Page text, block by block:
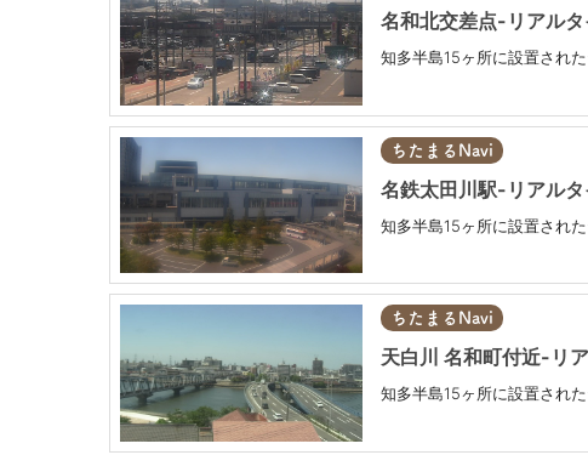
名和北交差点-リアル
知多半島15ヶ所に設置され
ちたまるNavi
名鉄太田川駅-リアル
知多半島15ヶ所に設置され
ちたまるNavi
天白川 名和町付近-リ
知多半島15ヶ所に設置され